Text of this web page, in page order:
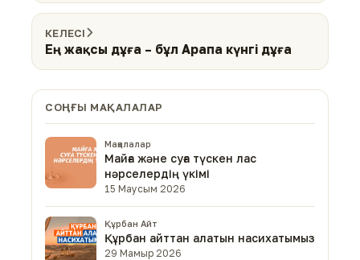
КЕЛЕСІ
Ең жақсы дұға – бұл Арапа күнгі дұға
СОҢҒЫ МАҚАЛАЛАР
Мақалалар
Майға және суға түскен лас
нәрселердің үкімі
15 Маусым 2026
Құрбан Айт
Құрбан айттан алатын насихатымыз
29 Мамыр 2026